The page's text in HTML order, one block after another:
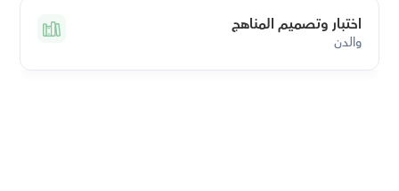
اختبار وتصميم المناهج
والدن